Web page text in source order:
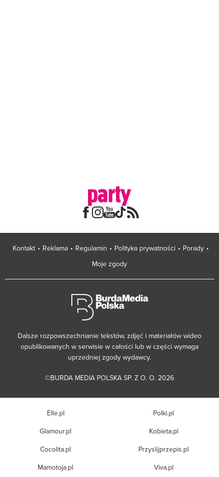
Kontakt Reklama Regulamin Polityka prywatności
Porady
Moje zgody
Dalsze rozpowszechnianie tekstów, zdjęć i materiałów wideo
opublikowanych w serwisie w całości lub w części wymaga
uprzedniej zgody wydawcy.
©BURDA MEDIA POLSKA SP. Z O. O. 2026
Elle.pl
Glamour.pl
Cocolita.pl
Mamotoja.pl
Polki.pl
Kobieta.pl
Przyslijprzepis.pl
Viva.pl